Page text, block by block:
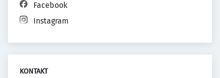
Facebook
Instagram
KONTAKT